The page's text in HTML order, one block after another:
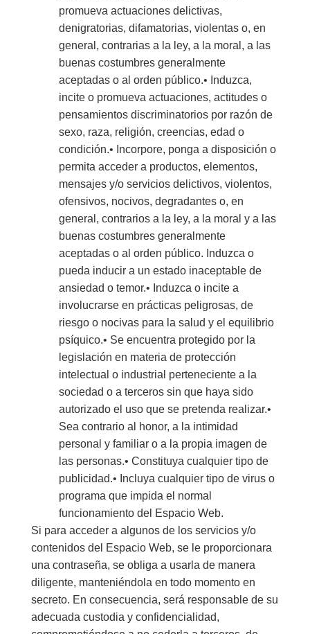
promueva actuaciones delictivas,
denigratorias, difamatorias, violentas o, en
general, contrarias a la ley, a la moral, a las
buenas costumbres generalmente
aceptadas o al orden público.• Induzca,
incite o promueva actuaciones, actitudes o
pensamientos discriminatorios por razón de
sexo, raza, religión, creencias, edad o
condición.• Incorpore, ponga a disposición o
permita acceder a productos, elementos,
mensajes y/o servicios delictivos, violentos,
ofensivos, nocivos, degradantes o, en
general, contrarios a la ley, a la moral y a las
buenas costumbres generalmente
aceptadas o al orden público. Induzca o
pueda inducir a un estado inaceptable de
ansiedad o temor.• Induzca o incite a
involucrarse en prácticas peligrosas, de
riesgo o nocivas para la salud y el equilibrio
psíquico.• Se encuentra protegido por la
legislación en materia de protección
intelectual o industrial perteneciente a la
sociedad o a terceros sin que haya sido
autorizado el uso que se pretenda realizar.•
Sea contrario al honor, a la intimidad
personal y familiar o a la propia imagen de
las personas.• Constituya cualquier tipo de
publicidad.• Incluya cualquier tipo de virus o
programa que impida el normal
funcionamiento del Espacio Web.
Si para acceder a algunos de los servicios y/o
contenidos del Espacio Web, se le proporcionara
una contraseña, se obliga a usarla de manera
diligente, manteniéndola en todo momento en
secreto. En consecuencia, será responsable de su
adecuada custodia y confidencialidad,